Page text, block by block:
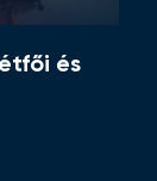
és